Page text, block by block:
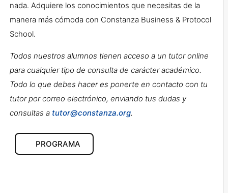
nada. Adquiere los conocimientos que necesitas de la
manera más cómoda con Constanza Business & Protocol
School.
Todos nuestros alumnos tienen acceso a un tutor online
para cualquier tipo de consulta de carácter académico.
Todo lo que debes hacer es ponerte en contacto con tu
tutor por correo electrónico, enviando tus dudas y
consultas a tutor@constanza.org.
PROGRAMA